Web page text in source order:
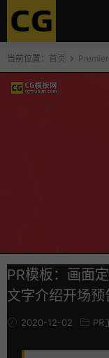
当前位置： 首页
PR模板：画面
文字介绍开场
2020-12-02 PR